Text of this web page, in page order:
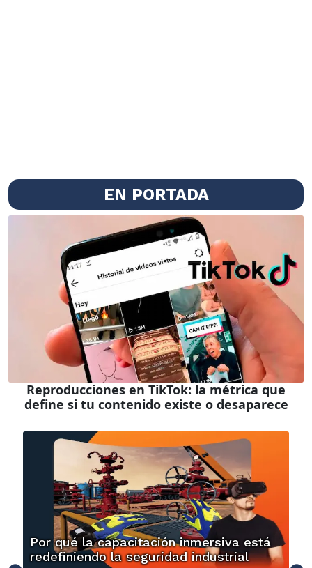
EN PORTADA
Reproducciones en TikTok: la métrica que
define si tu contenido existe o desaparece
Por qué la capacitación inmersiva está
redefiniendo la seguridad industrial